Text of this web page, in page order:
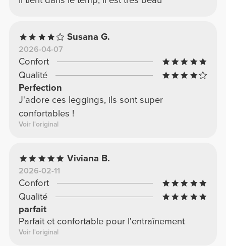
Susana G.
2026-04-07
Confort
Qualité
Perfection
J'adore ces leggings, ils sont super
confortables !
Voir l'original
Viviana B.
2026-02-11
Confort
Qualité
parfait
Parfait et confortable pour l'entraînement
Voir l'original